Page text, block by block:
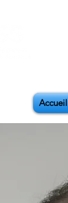
Accueil